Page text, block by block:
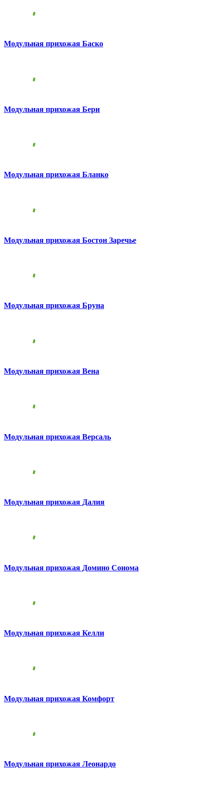
Модульная прихожая Баско
Модульная прихожая Бери
Модульная прихожая Бланко
Модульная прихожая Бостон Заречье
Модульная прихожая Бруна
Модульная прихожая Вена
Модульная прихожая Версаль
Модульная прихожая Далия
Модульная прихожая Домино Сонома
Модульная прихожая Келли
Модульная прихожая Комфорт
Модульная прихожая Леонардо